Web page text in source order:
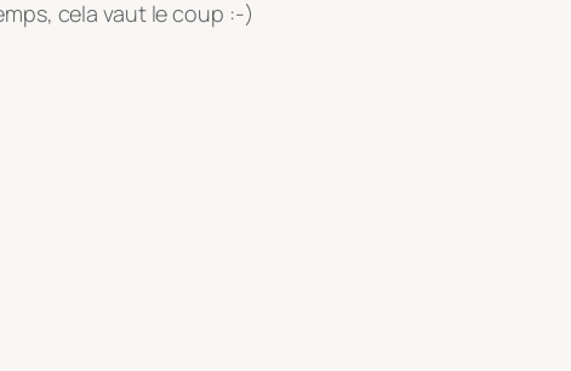
cela vaut le coup :-)